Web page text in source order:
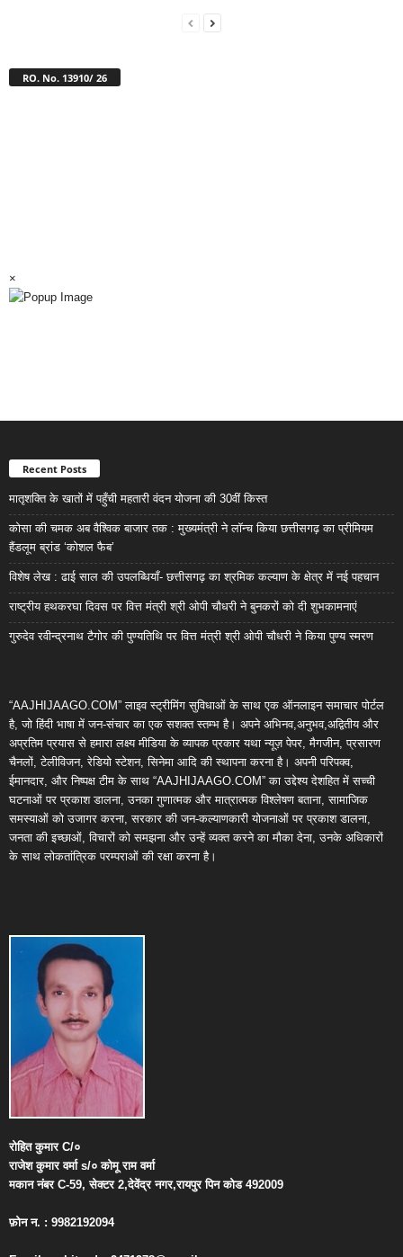
RO. No. 13910/ 26
×
Recent Posts
मातृशक्ति के खातों में पहुँची महतारी वंदन योजना की 30वीं किस्त
कोसा की चमक अब वैश्विक बाजार तक : मुख्यमंत्री ने लॉन्च किया छत्तीसगढ़ का प्रीमियम
हैंडलूम ब्रांड ‘कोशल फैब’
विशेष लेख : ढाई साल की उपलब्धियाँ- छत्तीसगढ़ का श्रमिक कल्याण के क्षेत्र में नई पहचान
राष्ट्रीय हथकरघा दिवस पर वित्त मंत्री श्री ओपी चौधरी ने बुनकरों को दी शुभकामनाएं
गुरुदेव रवीन्द्रनाथ टैगोर की पुण्यतिथि पर वित्त मंत्री श्री ओपी चौधरी ने किया पुण्य स्मरण
“AAJHIJAAGO.COM” लाइव स्ट्रीमिंग सुविधाओं के साथ एक ऑनलाइन समाचार पोर्टल
है, जो हिंदी भाषा में जन-संचार का एक सशक्त स्तम्भ है। अपने अभिनव,अनुभव,अद्वितीय और
अप्रतिम प्रयास से हमारा लक्ष्य मीडिया के व्यापक प्रकार यथा न्यूज़ पेपर, मैगजीन, प्रसारण
चैनलों, टेलीविजन, रेडियो स्टेशन, सिनेमा आदि की स्थापना करना है। अपनी परिपक्व,
ईमानदार, और निष्पक्ष टीम के साथ “AAJHIJAAGO.COM” का उद्देश्य देशहित में सच्ची
घटनाओं पर प्रकाश डालना, उनका गुणात्मक और मात्रात्मक विश्लेषण बताना, सामाजिक
समस्याओं को उजागर करना, सरकार की जन-कल्याणकारी योजनाओं पर प्रकाश डालना,
जनता की इच्छाओं, विचारों को समझना और उन्हें व्यक्त करने का मौका देना, उनके अधिकारों
के साथ लोकतांत्रिक परम्पराओं की रक्षा करना है।
रोहित कुमारC/०
राजेश कुमार वर्माs/० कोमू राम वर्मा
मकान नंबरC-59,सेक्टर2,देवेंद्र नगर,रायपुर पिन कोड492009
फ़ोन न. : 9982192094